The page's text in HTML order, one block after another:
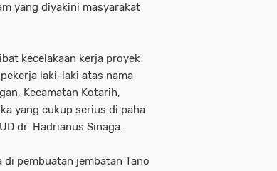
yang diyakini masyarakat
kecelakaan kerja proyek
laki-laki atas nama
Kecamatan Kotarih,
yang cukup serius di paha
dr. Hadrianus Sinaga.
pembuatan jembatan Tano